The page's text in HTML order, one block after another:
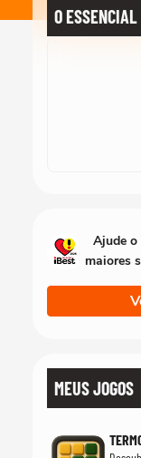
O
MEUS JOGOS
Ajude
maiores